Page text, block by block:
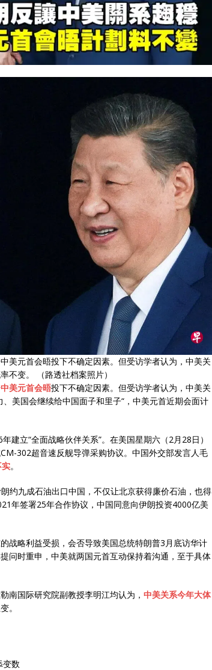
美元首会晤投下不确定因素。但受访学者认为，中美关
不变。 （路透社档案照片）
中美元首会晤投下不确定因素。但受访学者认为，中美关
美国会继续给中国面子和里子“，中美元首近期会面计
建立“全面战略伙伴关系”。在美国星期六（2月28日）
302超音速反舰导弹采购协议。中国外交部发言人毛
。
约九成石油出口中国，不仅让北京获得廉价石油，也得
年签署25年合作协议，中国同意向伊朗投资4000亿美
战略利益受损，会否导致美国总统特朗普3月底访华计
问时重申，中美就两国元首互动保持着沟通，至于具体
南国际研究院副教授李明江均认为， 中美关系今年大体
。
变数